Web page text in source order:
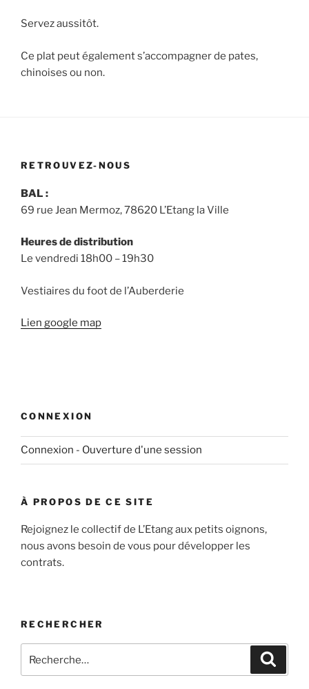
Servez aussitôt.
Ce plat peut également s’accompagner de pates,
chinoises ou non.
RETROUVEZ-NOUS
BAL :
69 rue Jean Mermoz, 78620 L’Etang la Ville
Heures de distribution
Le vendredi 18h00 – 19h30
Vestiaires du foot de l’Auberderie
Lien google map
CONNEXION
Connexion - Ouverture d'une session
À PROPOS DE CE SITE
Rejoignez le collectif de L’Etang aux petits oignons,
nous avons besoin de vous pour développer les
contrats.
RECHERCHER
pour